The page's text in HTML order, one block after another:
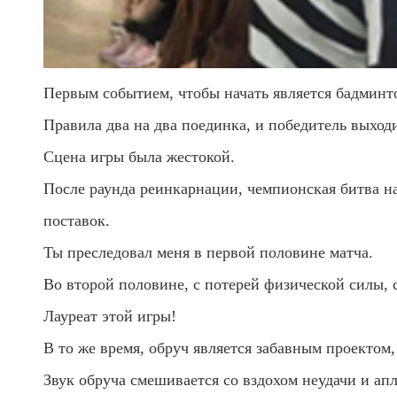
Первым событием, чтобы начать является
Правила два на два поединка, и победитель
Сцена игры была жестокой.
После раунда реинкарнации, чемпионская битва
поставок.
Ты преследовал меня в первой половине матча.
Во второй половине, с потерей физической
Лауреат этой игры!
В то же время, обруч является забавным
Звук обруча смешивается со вздохом неудачи и